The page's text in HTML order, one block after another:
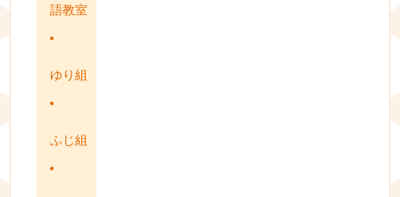
語教室
ゆり組
ふじ組